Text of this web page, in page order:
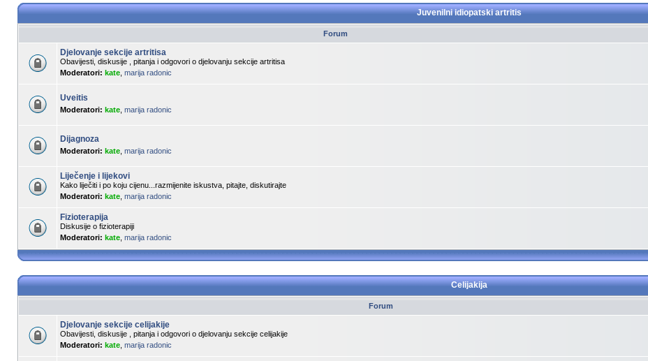
Juvenilni idiopatski artritis
Forum
Djelovanje sekcije artritisa
Obavijesti, diskusije , pitanja i odgovori o djelovanju sekcije artritisa
Moderatori: kate marija radonic
Uveitis
Moderatori: kate marija radonic
Dijagnoza
Moderatori: kate marija radonic
Liječenje i lijekovi
Kako liječiti i po koju cijenu...razmijenite iskustva, pitajte, diskutirajte
Moderatori: kate marija radonic
Fizioterapija
Diskusije o fizioterapiji
Moderatori: kate marija radonic
Celijakija
Forum
Djelovanje sekcije celijakije
Obavijesti, diskusije , pitanja i odgovori o djelovanju sekcije celijakije
Moderatori: kate marija radonic